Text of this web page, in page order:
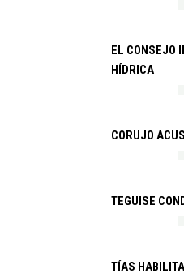
EL CONSEJO
HÍDRICA
CORUJO
TEGUISE
TÍAS